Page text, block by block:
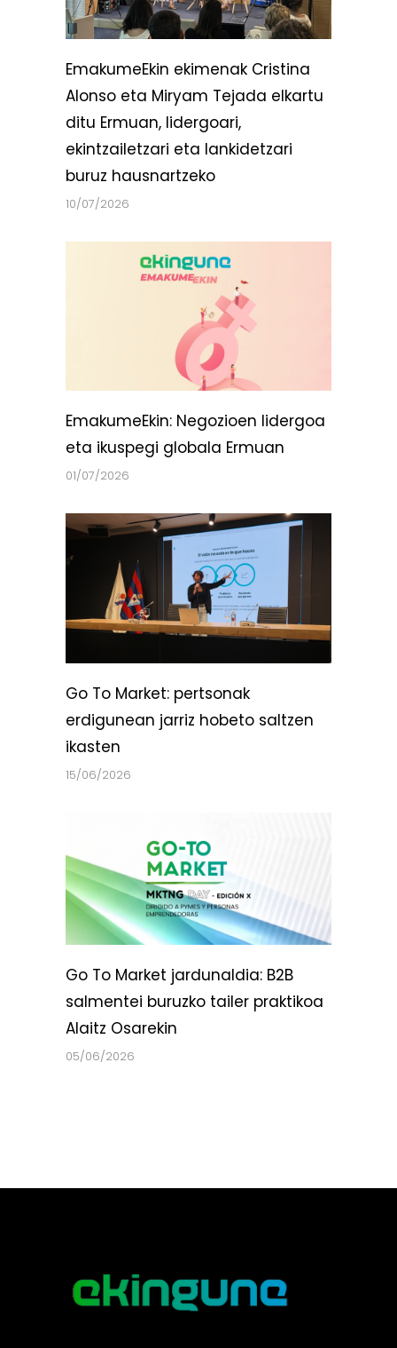
EmakumeEkin ekimenak Cristina
Alonso eta Miryam Tejada elkartu
ditu Ermuan, lidergoari,
ekintzailetzari eta lankidetzari
buruz hausnartzeko
10/07/2026
EmakumeEkin: Negozioen lidergoa
eta ikuspegi globala Ermuan
01/07/2026
Go To Market: pertsonak
erdigunean jarriz hobeto saltzen
ikasten
15/06/2026
Go To Market jardunaldia: B2B
salmentei buruzko tailer praktikoa
Alaitz Osarekin
05/06/2026